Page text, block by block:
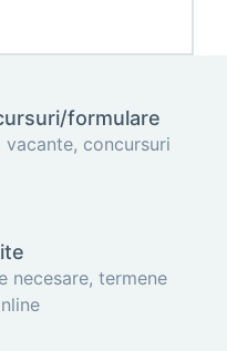
formulare
concursuri
necesare, termene